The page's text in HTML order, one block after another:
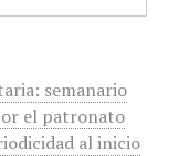
semanario
el patronato
al inicio